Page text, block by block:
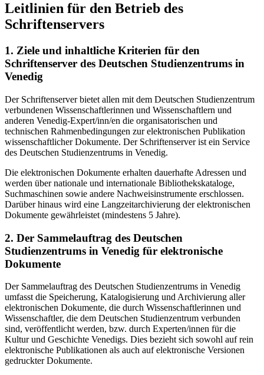
Leitlinien für den Betrieb des
Schriftenservers
1. Ziele und inhaltliche Kriterien für den
Schriftenserver des Deutschen Studienzentrums in
Venedig
Der Schriftenserver bietet allen mit dem Deutschen Studienzentrum
verbundenen Wissenschaftlerinnen und Wissenschaftlern und
anderen Venedig-Expert/inn/en die organisatorischen und
technischen Rahmenbedingungen zur elektronischen Publikation
wissenschaftlicher Dokumente. Der Schriftenserver ist ein Service
des Deutschen Studienzentrums in Venedig.
Die elektronischen Dokumente erhalten dauerhafte Adressen und
werden über nationale und internationale Bibliothekskataloge,
Suchmaschinen sowie andere Nachweisinstrumente erschlossen.
Darüber hinaus wird eine Langzeitarchivierung der elektronischen
Dokumente gewährleistet (mindestens 5 Jahre).
2. Der Sammelauftrag des Deutschen
Studienzentrums in Venedig für elektronische
Dokumente
Der Sammelauftrag des Deutschen Studienzentrums in Venedig
umfasst die Speicherung, Katalogisierung und Archivierung aller
elektronischen Dokumente, die durch Wissenschaftlerinnen und
Wissenschaftler, die dem Deutschen Studienzentrum verbunden
sind, veröffentlicht werden, bzw. durch Experten/innen für die
Kultur und Geschichte Venedigs. Dies bezieht sich sowohl auf rein
elektronische Publikationen als auch auf elektronische Versionen
gedruckter Dokumente.